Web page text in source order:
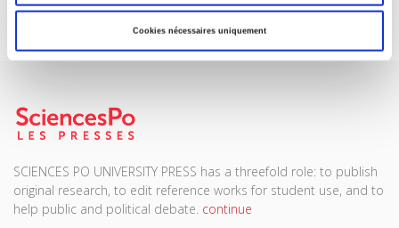
Cookies nécessaires uniquement
Subscribe today
SCIENCES PO UNIVERSITY PRESS has a threefold role: to publish
original research, to edit reference works for student use, and to
help public and political debate. continue